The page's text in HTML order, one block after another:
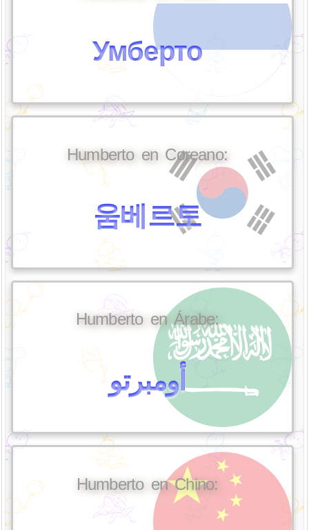
Умберто
Humberto en Coreano:
움베르토
Humberto en Árabe:
أومبرتو
Humberto en Chino: